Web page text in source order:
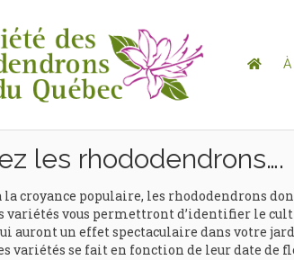
les rhododendrons….
croyance populaire, les rhododendrons
variétés vous permettront d’identifier le
auront un effet spectaculaire dans votre
variétés se fait en fonction de leur date de